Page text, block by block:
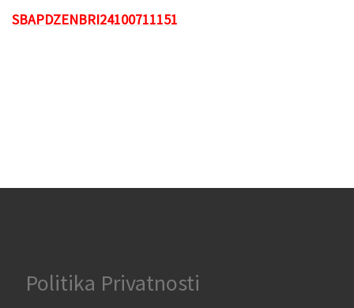
SBAPDZENBRI24100711151
Politika Privatnosti